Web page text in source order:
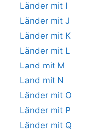
Länder mit I
Länder mit J
Länder mit K
Länder mit L
Land mit M
Land mit N
Länder mit O
Länder mit P
Länder mit Q